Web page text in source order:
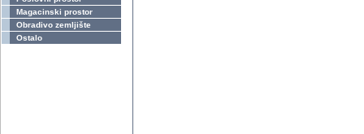
Magacinski prostor
Obradivo zemljište
Ostalo